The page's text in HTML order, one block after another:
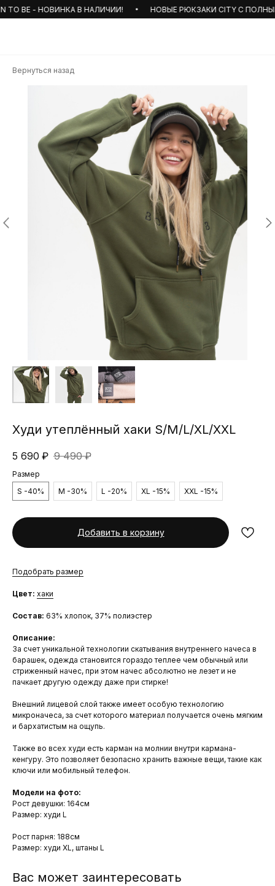
BE - НОВИНКА В НАЛИЧИИ! НОВЫЕ РЮКЗАКИ CITY С
Вернуться назад
Худи утеплённый хаки S/M/L/XL/XXL
5 690 ₽ 9 490 ₽
Размер
S -40%
M -30% L -20% XL -15% XXL -15%
Добавить в корзину
Подобрать размер
Цвет: хаки
Состав: 63% хлопок, 37% полиэстер
Описание:
За счет уникальной технологии скатывания внутреннего начеса в
барашек, одежда становится гораздо теплее чем обычный или
стриженный начес, при этом начес абсолютно не лезет и не
пачкает другую одежду даже при стирке!
Внешний лицевой слой также имеет особую технологию
микроначеса, за счет которого материал получается очень мягким
и бархатистым на ощупь.
Также во всех худи есть карман на молнии внутри кармана-
кенгуру. Это позволяет безопасно хранить важные вещи, такие как
ключи или мобильный телефон.
Модели на фото:
Рост девушки: 164см
Размер: худи L
Рост парня: 188см
Размер: худи XL, штаны L
Вас может заинтересовать